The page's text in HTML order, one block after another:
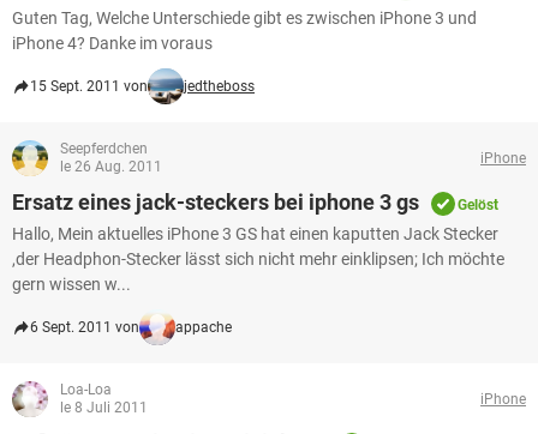
Guten Tag, Welche Unterschiede gibt es zwischen iPhone 3 und
iPhone 4? Danke im voraus
15 Sept. 2011 von jedtheboss
Seepferdchen
le 26 Aug. 2011
iPhone
Ersatz eines jack-steckers bei iphone 3 gs Gelöst
Hallo, Mein aktuelles iPhone 3 GS hat einen kaputten Jack Stecker
,der Headphon-Stecker lässt sich nicht mehr einklipsen; Ich möchte
gern wissen w...
6 Sept. 2011 von appache
Loa-Loa
le 8 Juli 2011
iPhone